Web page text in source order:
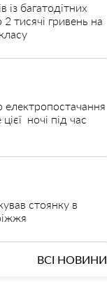
із багатодітних
тисячі гривень на
електропостачання
ночі під час
стоянку в
ВСІ НОВИНИ